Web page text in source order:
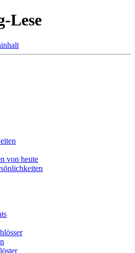
Lese
von heute